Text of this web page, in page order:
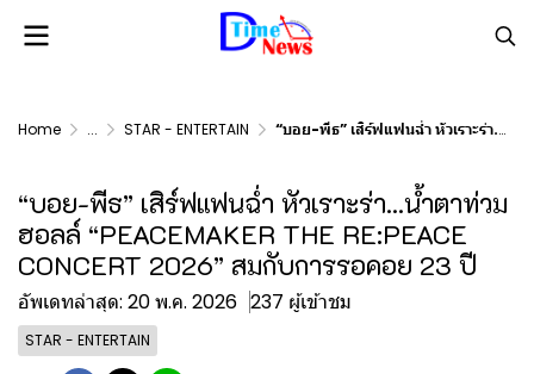
Home ... STAR - ENTERTAIN “บอย-พีธ” เสิร์ฟแฟนฉ่ำ หัวเราะร่า...น้ำตาท่วมฮอลล์ “PEACEMAKER THE RE:PEACE CONCERT 2026” สมกับการรอคอย 23 ปี
“บอย-พีธ” เสิร์ฟแฟนฉ่ำ หัวเราะร่า...น้ำตาท่วม
ฮอลล์ “PEACEMAKER THE RE:PEACE
CONCERT 2026” สมกับการรอคอย 23 ปี
อัพเดทล่าสุด: 20 พ.ค. 2026 237 ผู้เข้าชม
STAR - ENTERTAIN